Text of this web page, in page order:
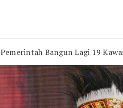
Pemerintah Bangun Lagi 19